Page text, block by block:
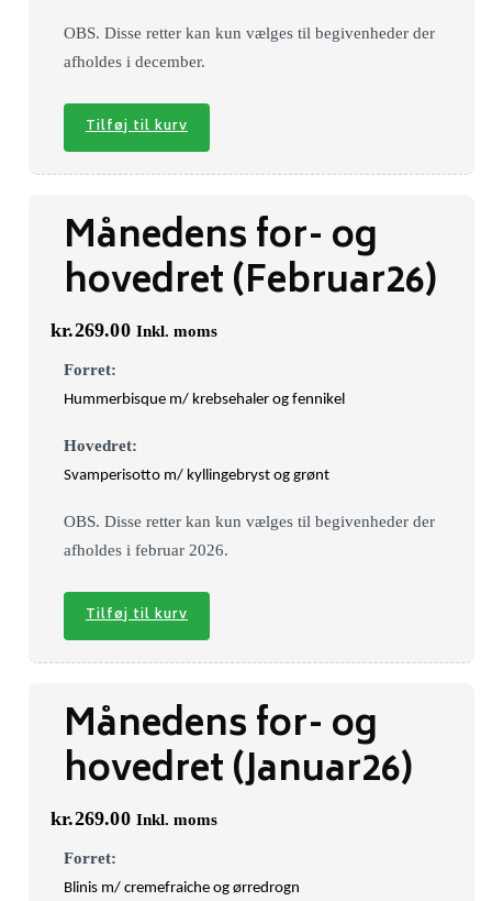
OBS. Disse retter kan kun vælges til begivenheder der
afholdes i december.
Tilføj til kurv
Månedens for- og
hovedret (Februar26)
kr.269.00 Inkl. moms
Forret:
Hummerbisque m/ krebsehaler og fennikel
Hovedret:
Svamperisotto m/ kyllingebryst og grønt
OBS. Disse retter kan kun vælges til begivenheder der
afholdes i februar 2026.
Tilføj til kurv
Månedens for- og
hovedret (Januar26)
kr.269.00 Inkl. moms
Forret:
Blinis m/ cremefraiche og ørredrogn